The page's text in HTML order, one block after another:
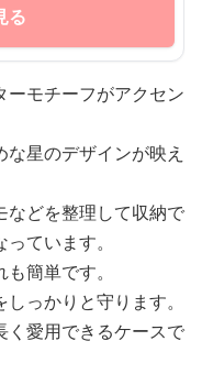
る
ーモチーフがアクセン
星のデザインが映え
などを整理して収納で
ています。
簡単です。
っかりと守ります。
く愛用できるケースで